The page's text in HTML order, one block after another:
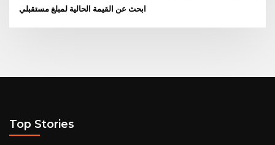
ابحث عن القيمة الحالية لمبلغ مستقبلي
Top Stories